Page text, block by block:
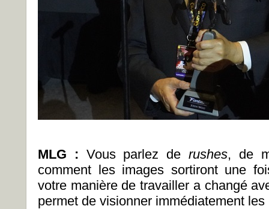
MLG : Vous parlez derushes, de
comment les images sortiront une
votre manière de travailler a changé
permet de visionner immédiatement